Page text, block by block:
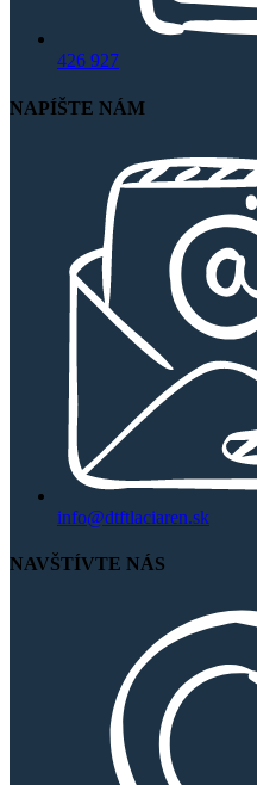
426 927
NAPÍŠTE NÁM
info@dtftlaciaren.sk
NAVŠTÍVTE NÁS